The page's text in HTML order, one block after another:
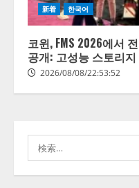
新着 한국어
코윈, FMS 2026에서
공개: 고성능 스토리
2026/08/08/22:53:52
索:
2
【
ォー
ス
【